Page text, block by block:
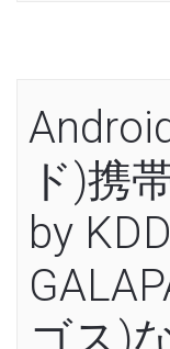
ド)携
by
ゴス)